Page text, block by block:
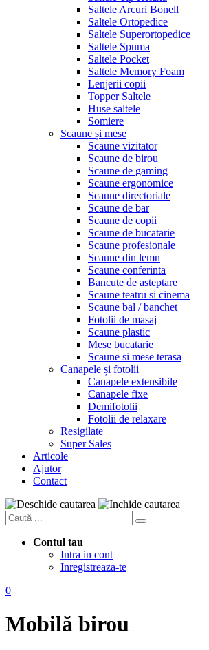
Saltele Arcuri Bonell
Saltele Ortopedice
Saltele Superortopedice
Saltele Spuma
Saltele Pocket
Saltele Memory Foam
Lenjerii copii
Topper Saltele
Huse saltele
Somiere
Scaune și mese
Scaune vizitator
Scaune de birou
Scaune de gaming
Scaune ergonomice
Scaune directoriale
Scaune de bar
Scaune de copii
Scaune de bucatarie
Scaune profesionale
Scaune din lemn
Scaune conferinta
Bancute de asteptare
Scaune teatru si cinema
Scaune bal / banchet
Fotolii de masaj
Scaune plastic
Mese bucatarie
Scaune si mese terasa
Canapele și fotolii
Canapele extensibile
Canapele fixe
Demifotolii
Fotolii de relaxare
Resigilate
Super Sales
Articole
Ajutor
Contact
Contul tau
Intra in cont
Inregistreaza-te
0
Mobilă birou